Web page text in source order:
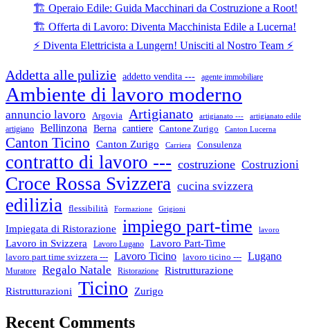
🏗️ Operaio Edile: Guida Macchinari da Costruzione a Root!
🏗️ Offerta di Lavoro: Diventa Macchinista Edile a Lucerna!
⚡ Diventa Elettricista a Lungern! Unisciti al Nostro Team ⚡
Addetta alle pulizie addetto vendita --- agente immobiliare
Ambiente di lavoro moderno
annuncio lavoro Argovia Artigianato artigianato --- artigianato edile
artigiano Bellinzona Berna cantiere Cantone Zurigo Canton Lucerna
Canton Ticino Canton Zurigo Carriera Consulenza
contratto di lavoro --- costruzione Costruzioni
Croce Rossa Svizzera cucina svizzera
edilizia flessibilità Formazione Grigioni
Impiegata di Ristorazione impiego part-time lavoro
Lavoro in Svizzera Lavoro Lugano Lavoro Part-Time
lavoro part time svizzera --- Lavoro Ticino lavoro ticino --- Lugano
Muratore Regalo Natale Ristorazione
Ristrutturazione
Ristrutturazioni
Ticino Zurigo
Recent Comments